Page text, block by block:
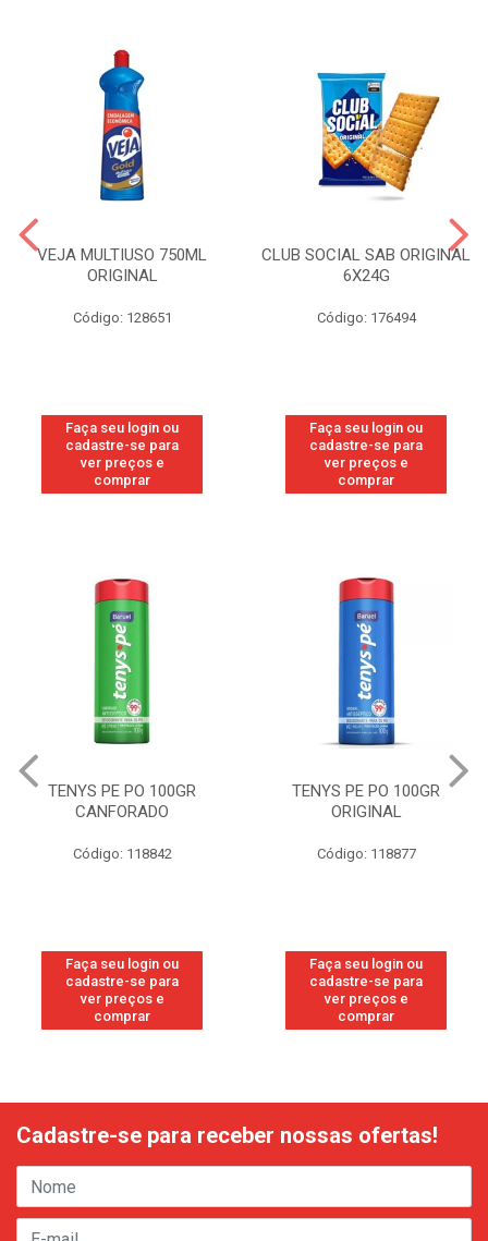
VEJA MULTIUSO 750ML
ORIGINAL
Código: 128651
Faça seu login ou
cadastre-se para
ver preços e
comprar
CLUB SOCIAL SAB ORIGINAL
6X24G
Código: 176494
Faça seu login ou
cadastre-se para
ver preços e
comprar
TENYS PE PO 100GR
CANFORADO
Código: 118842
Faça seu login ou
cadastre-se para
ver preços e
comprar
TENYS PE PO 100GR
ORIGINAL
Código: 118877
Faça seu login ou
cadastre-se para
ver preços e
comprar
Cadastre-se para receber nossas ofertas!